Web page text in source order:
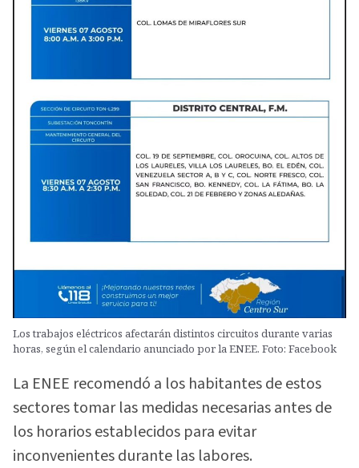
Los trabajos eléctricos afectarán distintos circuitos durante varias
horas, según el calendario anunciado por la ENEE. Foto: Facebook
La ENEE recomendó a los habitantes de estos
sectores tomar las medidas necesarias antes de
los horarios establecidos para evitar
inconvenientes durante las labores.